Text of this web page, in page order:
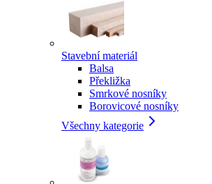
Stavební materiál
Balsa
Překližka
Smrkové nosníky
Borovicové nosníky
Všechny kategorie